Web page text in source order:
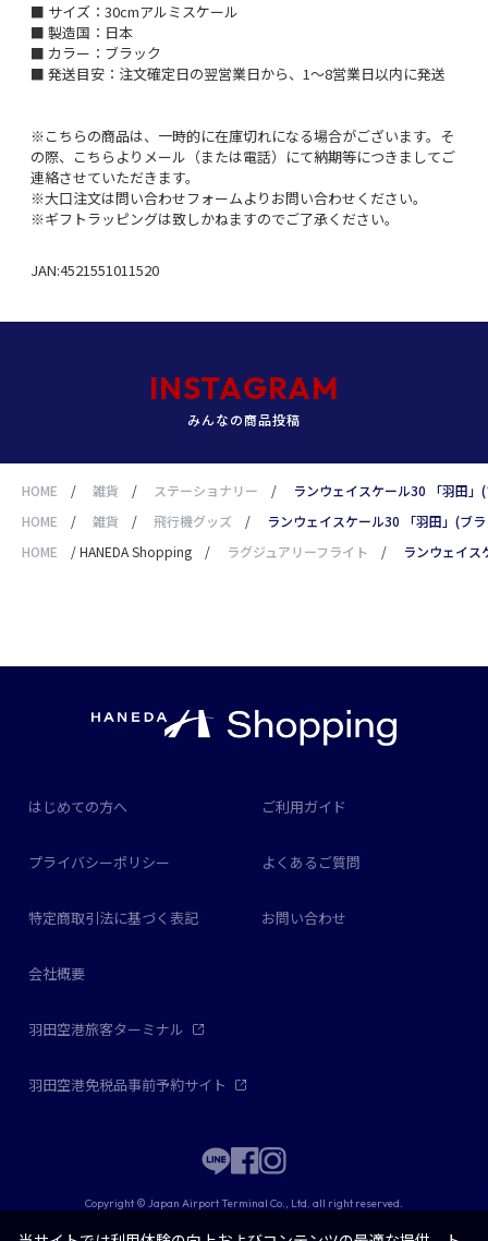
HOME / 雑貨 / ステーショナリー /
ランウェイスケール30 「羽田」
HOME
/ 雑貨 / 飛行機グッズ /
ランウェイスケール30 「羽田」(ブ
HOME
/HANEDA Shopping / ラグジュアリーフライト / ランウェイス
■ サイズ：30cmアルミスケール
■ 製造国：日本
■ カラー：ブラック
■ 発送目安：注文確定日の翌営業日から、1～8営業日以内に発送
※こちらの商品は、一時的に在庫切れになる場合がございます。そ
の際、こちらよりメール（または電話）にて納期等につきましてご
連絡させていただきます。
※大口注文は問い合わせフォームよりお問い合わせください。
※ギフトラッピングは致しかねますのでご了承ください。
JAN:4521551011520
INSTAGRAM
みんなの商品投稿
はじめての方へ ご利用ガイド
プライバシーポリシー よくあるご質問
特定商取引法に基づく表記 お問い合わせ
会社概要
羽田空港旅客ターミナル
羽田空港免税品事前予約サイト
Copyright © Japan Airport Terminal Co., Ltd. all right reserved.